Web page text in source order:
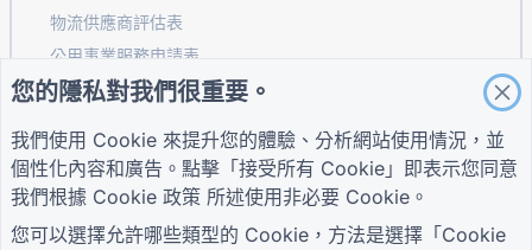
物流供應商評估表
公用事業服務申請表
客戶參與表
指南
部落格
公司
聯絡我們
條款
隱私權政策
您的隱私對我們很重要。
我們使用 Cookie 來提升您的體驗、分析網站使用情況，並
個性化內容和廣告。點擊「接受所有 Cookie」即表示您同意
我們根據 Cookie 政策 所述使用非必要 Cookie。
您可以選擇允許哪些類型的 Cookie，方法是選擇「Cookie